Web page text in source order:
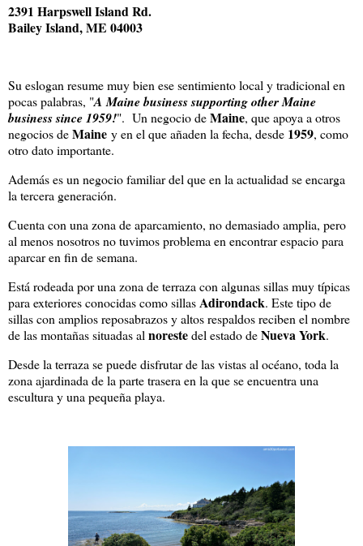
2391 Harpswell Island Rd.
Bailey Island, ME 04003
Su eslogan resume muy bien ese sentimiento local y tradicional en
pocas palabras, "A Maine business supporting other Maine
business since 1959!". Un negocio deMaine, que apoya a otros
negocios deMaine y en el que añaden la fecha, desde 1959, como
otro dato importante.
Además es un negocio familiar del que en la actualidad se encarga
la tercera generación.
Cuenta con una zona de aparcamiento, no demasiado amplia, pero
al menos nosotros no tuvimos problema en encontrar espacio para
aparcar en fin de semana.
Está rodeada por una zona de terraza con algunas sillas muy típicas
para exteriores conocidas como sillasAdirondack. Este tipo de
sillas con amplios reposabrazos y altos respaldos reciben el nombre
de las montañas situadas al norestedel estado deNueva York.
Desde la terraza se puede disfrutar de las vistas al océano, toda la
zona ajardinada de la parte trasera en la que se encuentra una
escultura y una pequeña playa.